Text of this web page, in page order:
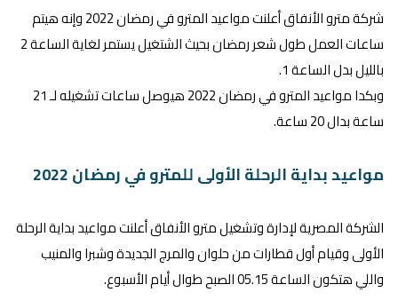
شركة مترو الأنفاق أعلنت مواعيد المترو في رمضان 2022 وإنه هيتم
ساعات العمل طول شعر رمضان بحيث الشتغيل يستمر لغاية الساعة 2
بالليل بدل الساعة 1.
وبكدا مواعيد المترو في رمضان 2022 هيوصل ساعات تشغيله لـ 21
ساعة بدال 20 ساعة.
مواعيد بداية الرحلة الأولى للمترو في رمضان 2022
الشركة المصرية لإدارة وتشغيل مترو الأنفاق أعلنت مواعيد بداية الرحلة
الأولى وقيام أول قطارات من حلوان والمرج الجديدة وشبرا والمنيب
واللي هتكون الساعة 05.15 الصبح طوال أيام الأسبوع.